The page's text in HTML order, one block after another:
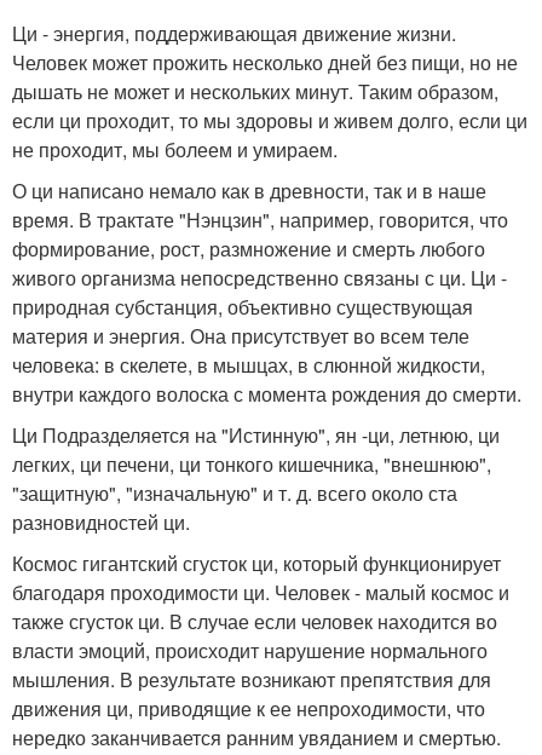
Ци - энергия, поддерживающая движение жизни.
Человек может прожить несколько дней без пищи, но не
дышать не может и нескольких минут. Таким образом,
если ци проходит, то мы здоровы и живем долго, если ци
не проходит, мы болеем и умираем.
О ци написано немало как в древности, так и в наше
время. В трактате "Нэнцзин", например, говорится, что
формирование, рост, размножение и смерть любого
живого организма непосредственно связаны с ци. Ци -
природная субстанция, объективно существующая
материя и энергия. Она присутствует во всем теле
человека: в скелете, в мышцах, в слюнной жидкости,
внутри каждого волоска с момента рождения до смерти.
Ци Подразделяется на "Истинную", ян -ци, летнюю, ци
легких, ци печени, ци тонкого кишечника, "внешнюю",
"защитную", "изначальную" и т. д. всего около ста
разновидностей ци.
Космос гигантский сгусток ци, который функционирует
благодаря проходимости ци. Человек - малый космос и
также сгусток ци. В случае если человек находится во
власти эмоций, происходит нарушение нормального
мышления. В результате возникают препятствия для
движения ци, приводящие к ее непроходимости, что
нередко заканчивается ранним увяданием и смертью.